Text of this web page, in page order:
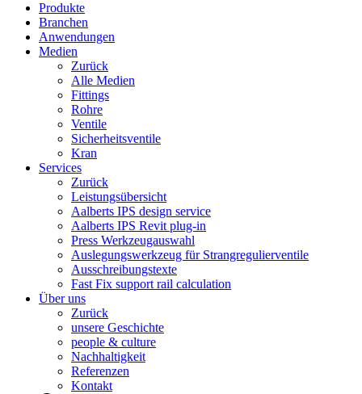
Produkte
Branchen
Anwendungen
Medien
Zurück
Alle Medien
Fittings
Rohre
Ventile
Sicherheitsventile
Kran
Services
Zurück
Leistungsübersicht
Aalberts IPS design service
Aalberts IPS Revit plug-in
Press Werkzeugauswahl
Auslegungswerkzeug für Strangregulierventile
Ausschreibungstexte
Fast Fix support rail calculation
Über uns
Zurück
unsere Geschichte
people & culture
Nachhaltigkeit
Referenzen
Kontakt